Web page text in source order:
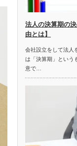
法人の決算期の
由とは】
会社設立をして法人
は「決算期」という
意で…